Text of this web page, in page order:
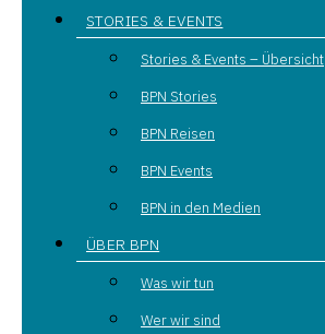
STORIES & EVENTS
Stories & Events – Übersicht
BPN Stories
BPN Reisen
BPN Events
BPN in den Medien
ÜBER BPN
Was wir tun
Wer wir sind